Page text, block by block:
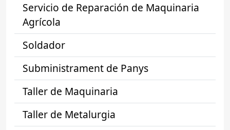
Servicio de Reparación de Maquinaria
Agrícola
Soldador
Subministrament de Panys
Taller de Maquinaria
Taller de Metalurgia